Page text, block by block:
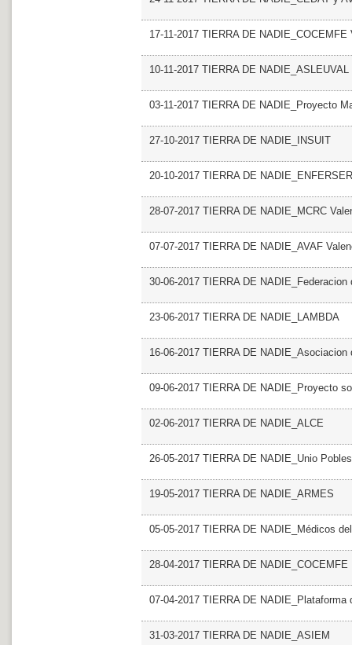
17-11-2017 TIERRA DE NADIE_COCEMFE
10-11-2017 TIERRA DE NADIE_ASLEUVAL
03-11-2017 TIERRA DE NADIE_Proyecto
27-10-2017 TIERRA DE NADIE_INSUIT
20-10-2017 TIERRA DE NADIE_ENFERSER
28-07-2017 TIERRA DE NADIE_MCRC
07-07-2017 TIERRA DE NADIE_AVAF
30-06-2017 TIERRA DE
23-06-2017 TIERRA DE NADIE_LAMBDA
16-06-2017 TIERRA DE
09-06-2017 TIERRA DE NADIE_Proyecto
02-06-2017 TIERRA DE NADIE_ALCE
26-05-2017 TIERRA DE NADIE_Unio
19-05-2017 TIERRA DE NADIE_ARMES
05-05-2017 TIERRA DE NADIE_Médicos
28-04-2017 TIERRA DE NADIE_COCEMFE
07-04-2017 TIERRA DE
31-03-2017 TIERRA DE NADIE_ASIEM